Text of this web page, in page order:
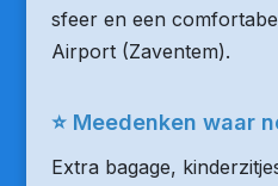
sfeer en een
Airport (Zaventem).
⭐ Meedenken waar
Extra bagage,